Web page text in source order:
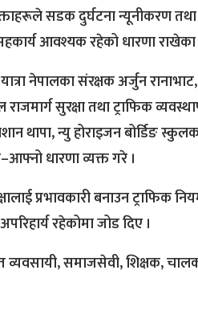
सडक दुर्घटना न्यूनीकरण
आवश्यक रहेको धारणा राखेका
यात्रा नेपालका संरक्षक अर्जुन
सुरक्षा तथा ट्राफिक
थापा, न्यु होराइजन बोर्डिङ
धारणा व्यक्त गरे ।
प्रभावकारी बनाउन ट्राफिक
रहेकोमा जोड दिए ।
व्यवसायी, समाजसेवी, शिक्षक,